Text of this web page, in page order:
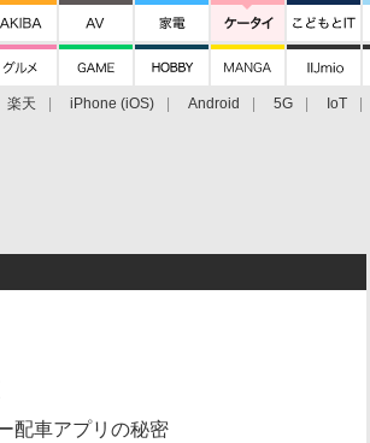
楽天 iPhone (iOS) Android 5G IoT
配車アプリの秘密